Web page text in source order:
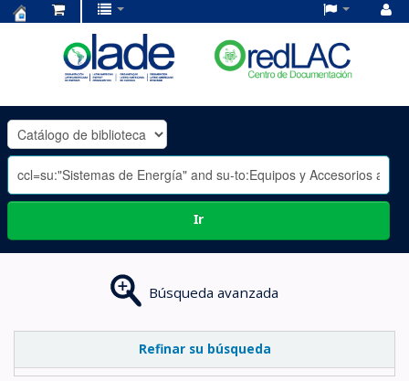
OLADE
-
Ir
Búsqueda avanzada
Refinar su búsqueda